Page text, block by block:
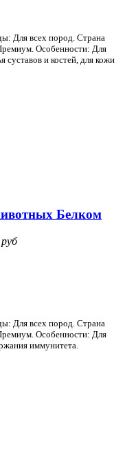
Для всех пород. Страна
Особенности: Для
суставов и костей, для кожи
Белком
руб
Для всех пород. Страна
Особенности: Для
иммунитета.